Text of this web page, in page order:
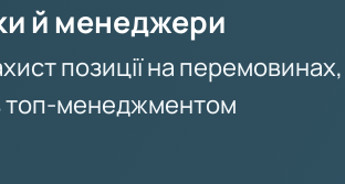
й менеджери
позиції на
топ-менеджментом